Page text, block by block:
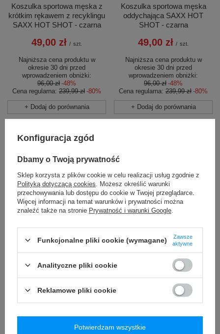
Koszulka sportowa męska z
krótkim rękawem z recyklingu
SAXX HOT SHOT - czarna
49,00 zł / szt.
Najniższa cena produktu w
okresie 30 dni przed
wprowadzeniem obniżki:
96,00 zł -48%
Cena regularna: 239,99 zł -80%
+ Dodaj do porównania
Koszulka sportowa męska
oddychająca SAXX HOT
SHOT - czarna
49,00 zł / szt.
Najniższa cena produktu w
okresie 30 dni przed
wprowadzeniem obniżki:
96,00 zł -48%
Cena regularna: 239,99 zł -80%
+ Dodaj do porównania
PROMOCJA
Koszulka sportowa męska
49,00 zł / szt.
Najniższa cena produktu w
okresie 30 dni przed
96,00 zł -48%
+ Dodaj do porównania
PROMOCJA PRZECENA
Koszulka treningowa męska
czarna
49,00 zł / szt.
Najniższa cena produktu w
okresie 30 dni przed
wprowadzeniem obniżki:
-38%
+ Dodaj do porównania
Konfiguracja zgód
Dbamy o Twoją prywatność
Sklep korzysta z plików cookie w celu realizacji usług zgodnie z
Polityką dotyczącą cookies . Możesz określić warunki
przechowywania lub dostępu do cookie w Twojej przeglądarce.
Więcej informacji na temat warunków i prywatności można
znaleźć także na stronie Prywatność i warunki Google
Funkcjonalne pliki cookie (wymagane)
Zawsze
aktywne
Analityczne pliki cookie
Reklamowe pliki cookie
Potwierdzam wszystkie